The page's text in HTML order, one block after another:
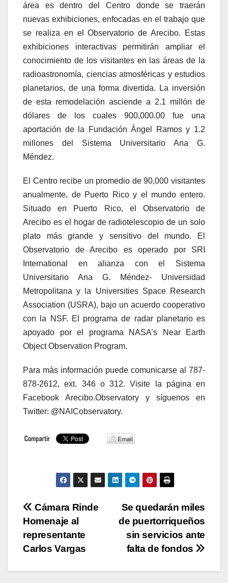
área es dentro del Centro donde se traerán
nuevas exhibiciones, enfocadas en el trabajo que
se realiza en el Observatorio de Arecibo. Estas
exhibiciones interactivas permitirán ampliar el
conocimiento de los visitantes en las áreas de la
radioastronomía, ciencias atmosféricas y estudios
planetarios, de una forma divertida. La inversión
de esta remodelación asciende a 2.1 millón de
dólares de los cuales 900,000.00 fue una
aportación de la Fundación Ángel Ramos y 1.2
millones del Sistema Universitario Ana G.
Méndez.
El Centro recibe un promedio de 90,000 visitantes
anualmente, de Puerto Rico y el mundo entero.
Situado en Puerto Rico, el Observatorio de
Arecibo es el hogar de radiotelescopio de un solo
plato más grande y sensitivo del mundo. El
Observatorio de Arecibo es operado por SRI
International en alianza con el Sistema
Universitario Ana G. Méndez- Universidad
Metropolitana y la Universities Space Research
Association (USRA), bajo un acuerdo cooperativo
con la NSF. El programa de radar planetario es
apoyado por el programa NASA’s Near Earth
Object Observation Program.
Para más información puede comunicarse al 787-
878-2612, ext. 346 o 312. Visite la página en
Facebook Arecibo.Observatory y síguenos en
Twitter: @NAICobservatory.
Navegación
de
entradas
Se quedarán miles
de puertorriqueños
sin servicios ante
falta de fondos
Cámara Rinde
Homenaje al
representante
Carlos Vargas